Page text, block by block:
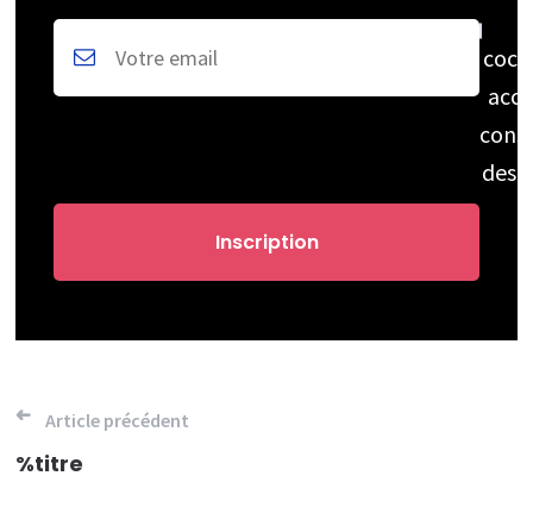
des
Navigation
de
Article précédent
%titre